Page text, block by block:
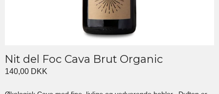
Nit del Foc Cava Brut Organic
140,00 DKK